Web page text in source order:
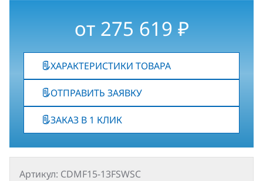
от 275 619 ₽
ХАРАКТЕРИСТИКИ ТОВАРА
ОТПРАВИТЬ ЗАЯВКУ
ЗАКАЗ В 1 КЛИК
Артикул: CDMF15-13FSWSC